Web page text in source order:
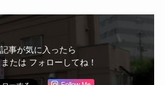
事が気に入ったら
たは フォローしてね！